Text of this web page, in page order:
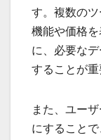
す。複数の
機能や価格
に、必要な
することが重
また、ユー
にすること